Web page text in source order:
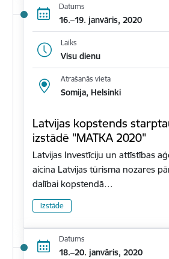
Datums
16.–19. janvāris, 2020
Laiks
Visu dienu
Atrašanās vieta
Somija, Helsinki
Latvijas kopstends
izstādē "MATKA 2020"
Latvijas Investīciju un attīstības
aicina Latvijas tūrisma nozares
dalībai kopstendā…
Izstāde
Datums
18.–20. janvāris, 2020